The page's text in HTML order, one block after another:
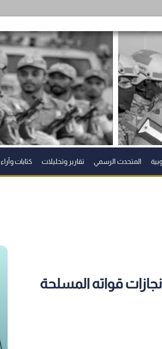
المتحدث الرسمي تقارير وتحليلات كتابات وآراء
قواته المسلحة